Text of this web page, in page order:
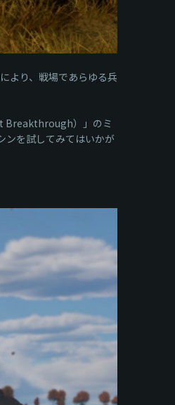
より、戦場であらゆる兵
Breakthrough）」のミ
ンを試してみてはいかが